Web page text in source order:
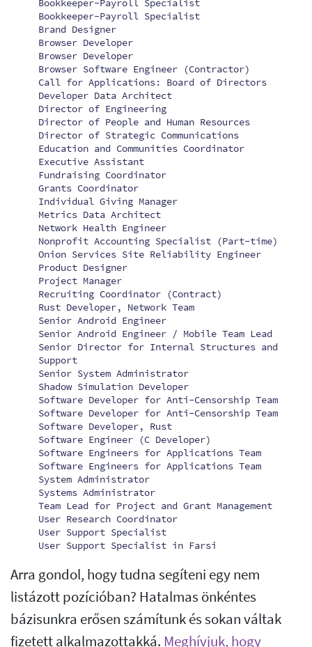
Bookkeeper-Payroll Specialist
Brand Designer
Browser Developer
Browser Developer
Browser Software Engineer (Contractor)
Call for Applications: Board of Directors
Developer Data Architect
Director of Engineering
Director of People and Human Resources
Director of Strategic Communications
Education and Communities Coordinator
Executive Assistant
Fundraising Coordinator
Grants Coordinator
Individual Giving Manager
Metrics Data Architect
Network Health Engineer
Nonprofit Accounting Specialist (Part-time)
Onion Services Site Reliability Engineer
Product Designer
Project Manager
Recruiting Coordinator (Contract)
Rust Developer, Network Team
Senior Android Engineer
Senior Android Engineer / Mobile Team Lead
Senior Director for Internal Structures and
Support
Senior System Administrator
Shadow Simulation Developer
Software Developer for Anti-Censorship Team
Software Developer for Anti-Censorship Team
Software Developer, Rust
Software Engineer (C Developer)
Software Engineers for Applications Team
Software Engineers for Applications Team
System Administrator
Systems Administrator
Team Lead for Project and Grant Management
User Research Coordinator
User Support Specialist
User Support Specialist in Farsi
Arra gondol, hogy tudna segíteni egy nem
listázott pozícióban? Hatalmas önkéntes
bázisunkra erősen számítunk és sokan váltak
fizetett alkalmazottakká. Meghívjuk, hogy